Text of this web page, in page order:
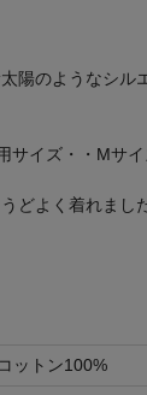
陽のようなシ
サイズ・・Mサ
どよく着れま
コットン100%